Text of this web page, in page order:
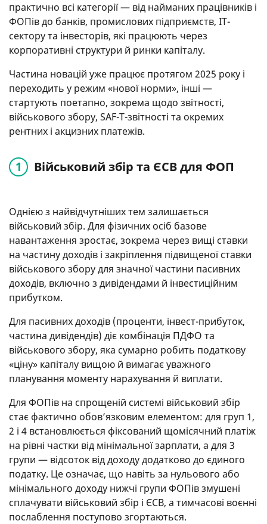
практично всі категорії — від найманих працівників і
ФОПів до банків, промислових підприємств, ІТ-
сектору та інвесторів, які працюють через
корпоративні структури й ринки капіталу.
Частина новацій уже працює протягом 2025 року і
переходить у режим «нової норми», інші —
стартують поетапно, зокрема щодо звітності,
військового збору, SAF-T-звітності та окремих
рентних і акцизних платежів.
Військовий збір та ЄСВ для ФОП
Однією з найвідчутніших тем залишається
військовий збір. Для фізичних осіб базове
навантаження зростає, зокрема через вищі ставки
на частину доходів і закріплення підвищеної ставки
військового збору для значної частини пасивних
доходів, включно з дивідендами й інвестиційним
прибутком.
Для пасивних доходів (проценти, інвест-прибуток,
частина дивідендів) діє комбінація ПДФО та
військового збору, яка сумарно робить податкову
«ціну» капіталу вищою й вимагає уважного
планування моменту нарахування й виплати.
Для ФОПів на спрощеній системі військовий збір
стає фактично обов’язковим елементом: для груп 1,
2 і 4 встановлюється фіксований щомісячний платіж
на рівні частки від мінімальної зарплати, а для 3
групи — відсоток від доходу додатково до єдиного
податку. Це означає, що навіть за нульового або
мінімального доходу нижчі групи ФОПів змушені
сплачувати військовий збір і ЄСВ, а тимчасові воєнні
послаблення поступово згортаються.